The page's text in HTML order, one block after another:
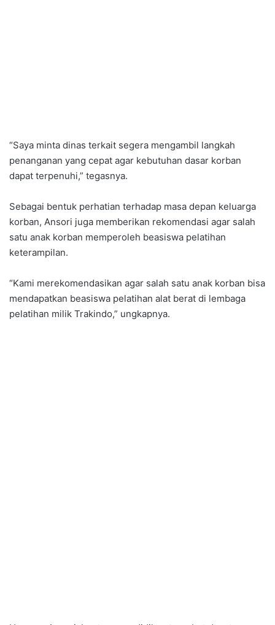
“Saya minta dinas terkait segera mengambil langkah
penanganan yang cepat agar kebutuhan dasar korban
dapat terpenuhi,” tegasnya.
Sebagai bentuk perhatian terhadap masa depan keluarga
korban, Ansori juga memberikan rekomendasi agar salah
satu anak korban memperoleh beasiswa pelatihan
keterampilan.
“Kami merekomendasikan agar salah satu anak korban bisa
mendapatkan beasiswa pelatihan alat berat di lembaga
pelatihan milik Trakindo,” ungkapnya.